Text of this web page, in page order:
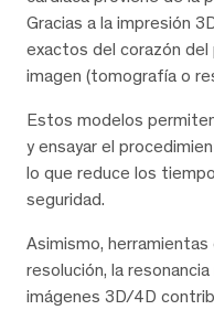
Gracias a la impresión
exactos del corazón
imagen (tomografía o
Estos modelos
y ensayar el
lo que reduce los
seguridad.
Asimismo,
resolución, la
imágenes 3D/4D